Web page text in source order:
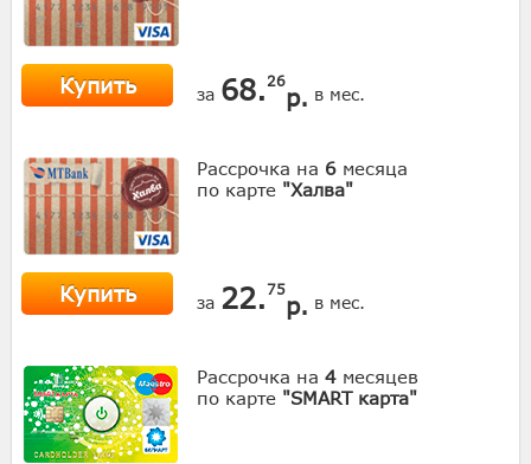
Купить за 68. 26
р. в мес.
Рассрочка на 6 месяца
по карте "Халва"
Купить за 22. 75
р. в мес.
Рассрочка на 4 месяцев
по карте "SMART карта"